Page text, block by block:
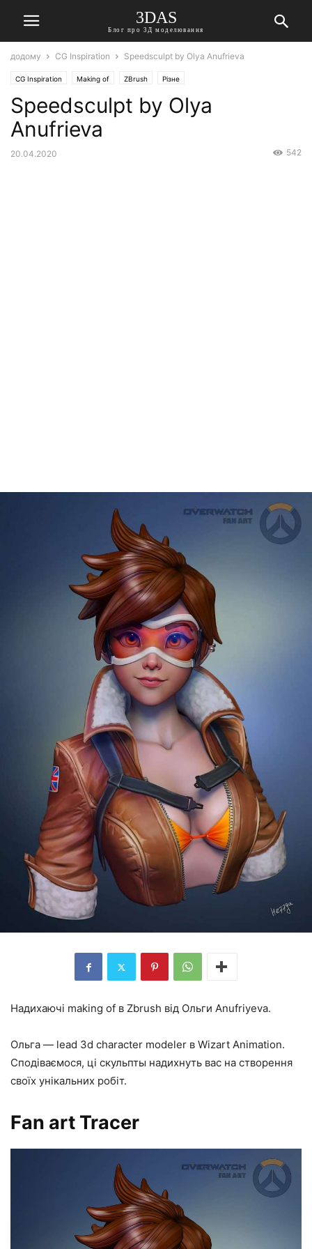
3DAS
Блог про 3Д моделювання
додому CG Inspiration Speedsculpt by Olya Anufrieva
CG Inspiration Making of ZBrush Різне
Speedsculpt by Olya
Anufrieva
20.04.2020 542
Надихаючі making of в Zbrush від Ольги Anufriyeva.
Ольга — lead 3d character modeler в Wizart Animation.
Сподіваємося, ці скульпты надихнуть вас на створення
своїх унікальних робіт.
Fan art Tracer